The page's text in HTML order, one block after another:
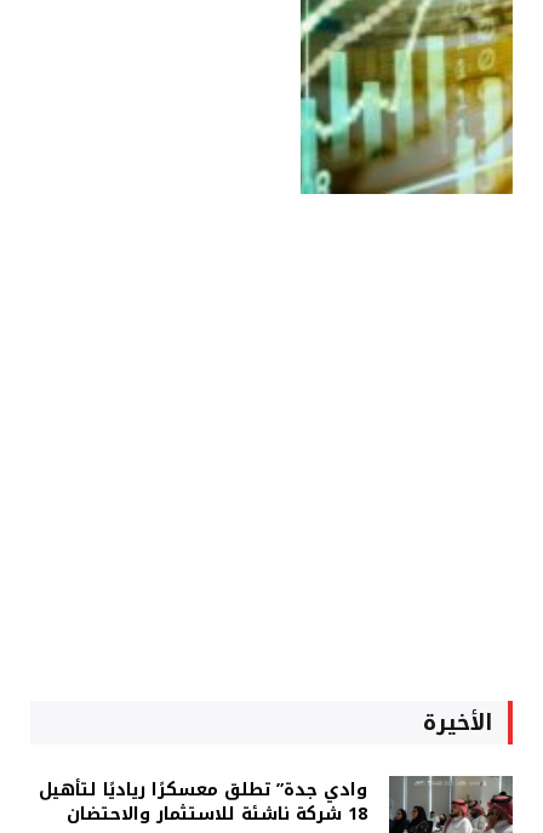
الأخيرة
وادي جدة” تطلق معسكرًا رياديًا لتأهيل
18 شركة ناشئة للاستثمار والاحتضان